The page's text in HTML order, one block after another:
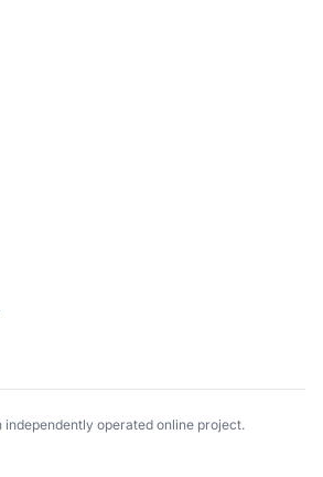
independently operated online project.